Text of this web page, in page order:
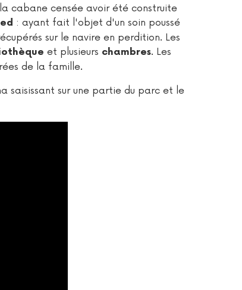
cabane censée avoir été construite
: ayant fait l'objet d'un soin poussé
sur le navire en perdition. Les
et plusieurs chambres. Les
de la famille.
saisissant sur une partie du parc et le